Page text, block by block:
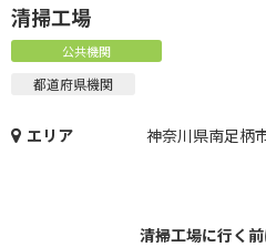
清掃工場
公共機関
都道府県機関
エリア 神奈川県南足柄
清掃工場に行く